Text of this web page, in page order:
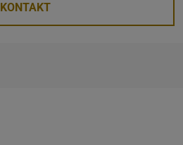
KONTAKT